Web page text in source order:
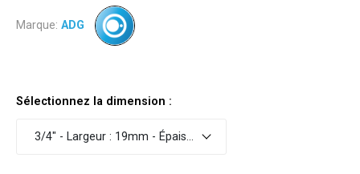
Marque: ADG
Sélectionnez la dimension :
3/4" - Largeur : 19mm - Épaisseur : 0.200mm - Vert